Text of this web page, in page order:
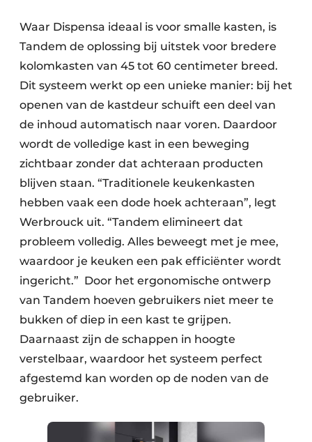
Waar Dispensa ideaal is voor smalle kasten, is
Tandem de oplossing bij uitstek voor bredere
kolomkasten van 45 tot 60 centimeter breed.
Dit systeem werkt op een unieke manier: bij het
openen van de kastdeur schuift een deel van
de inhoud automatisch naar voren. Daardoor
wordt de volledige kast in een beweging
zichtbaar zonder dat achteraan producten
blijven staan. “Traditionele keukenkasten
hebben vaak een dode hoek achteraan”, legt
Werbrouck uit. “Tandem elimineert dat
probleem volledig. Alles beweegt met je mee,
waardoor je keuken een pak efficiënter wordt
ingericht.” Door het ergonomische ontwerp
van Tandem hoeven gebruikers niet meer te
bukken of diep in een kast te grijpen.
Daarnaast zijn de schappen in hoogte
verstelbaar, waardoor het systeem perfect
afgestemd kan worden op de noden van de
gebruiker.